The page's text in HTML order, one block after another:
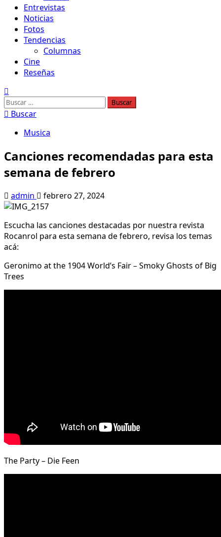
Entrevistas
Noticias
Fotos
Tendencias
Columnas
Cine
Reseñas
Buscar:
Buscar
Musica
Canciones recomendadas para esta
semana de febrero
admin febrero 27, 2024
Escucha las canciones destacadas por nuestra revista
Rocanrol para esta semana de febrero, revisa los temas
acá:
Geronimo at the 1904 World’s Fair – Smoky Ghosts of Big
Trees
The Party – Die Feen